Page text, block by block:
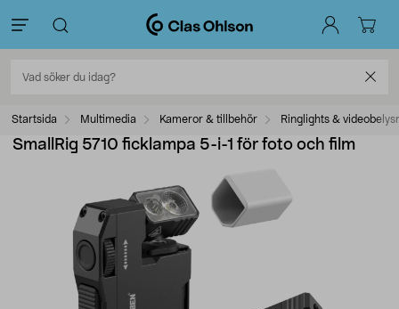
Startsida Multimedia Kameror & tillbehör Ringlights &
SmallRig 5710 ficklampa 5-i-1 för foto och film